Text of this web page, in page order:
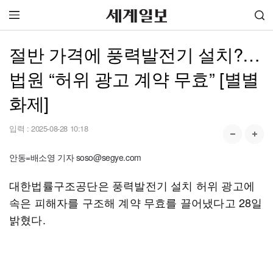
절반 가격에 풍력발전기 설치?…
법원 “허위 광고 계약 무효” [별별
화제]
입력 : 2025-08-28 10:18
안동=배소영 기자 soso@segye.com
대한법률구조공단은 풍력발전기 설치 허위 광고에
속은 피해자를 구조해 계약 무효를 끌어냈다고 28일
밝혔다.